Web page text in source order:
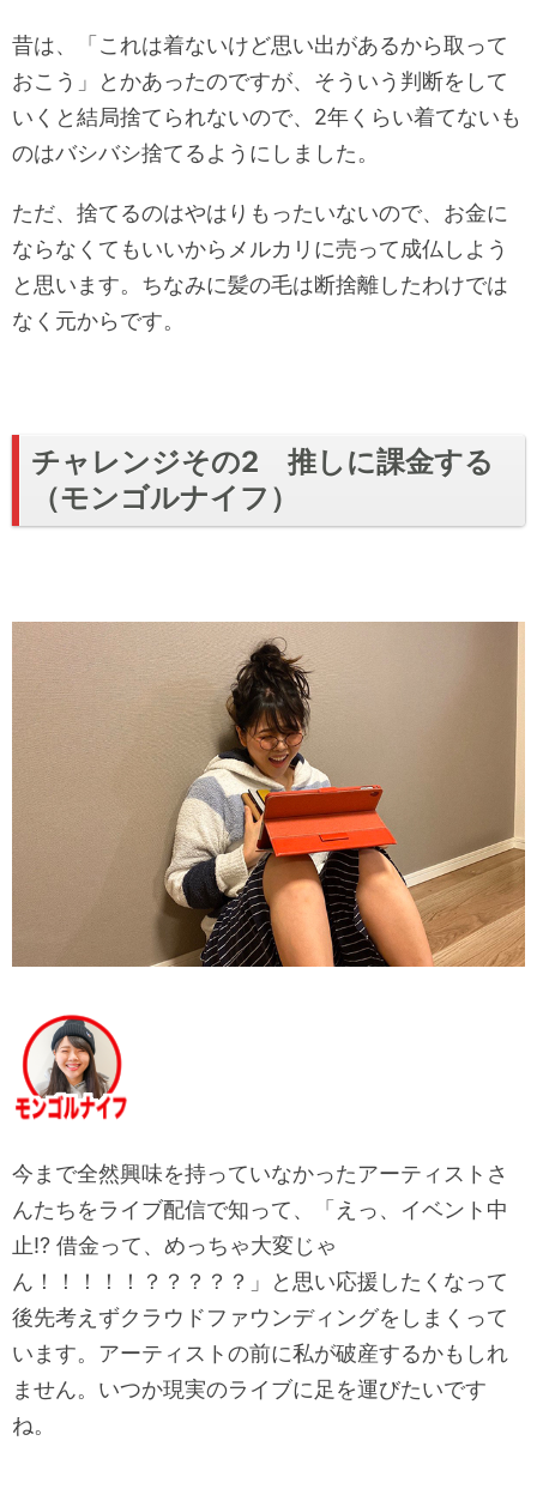
昔は、「これは着ないけど思い出があるから取って
おこう」とかあったのですが、そういう判断をして
いくと結局捨てられないので、2年くらい着てないも
のはバシバシ捨てるようにしました。
ただ、捨てるのはやはりもったいないので、お金に
ならなくてもいいからメルカリに売って成仏しよう
と思います。ちなみに髪の毛は断捨離したわけでは
なく元からです。
チャレンジその2 推しに課金する
（モンゴルナイフ）
今まで全然興味を持っていなかったアーティストさ
んたちをライブ配信で知って、「えっ、イベント中
止!? 借金って、めっちゃ大変じゃ
ん！！！！！？？？？？」と思い応援したくなって
後先考えずクラウドファウンディングをしまくって
います。アーティストの前に私が破産するかもしれ
ません。いつか現実のライブに足を運びたいです
ね。